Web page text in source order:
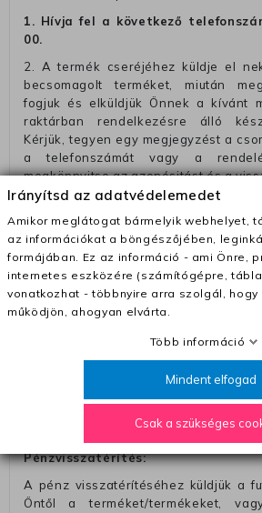
1. Hívja fel a következő
00.
2. A termék cseréjéhez küldje el
becsomagolt terméket, miután
fogjuk és elküldjük Önnek a kívánt
raktárban rendelkezésre álló
Kérjük, tegyen egy megjegyzést a
a telefonszámát vagy a
megkönnyitse az azonósitást és a
Az elküldött csomagok
ezeket nem megfelelő módon
– Futár - kézbesítés az ország
munkanapon belül a megrendelés
történő megerősítésétől számítva
– Szállítás 1700 Ft (+400 Ft utánvéttel)
számolunk fel (oda -vissza út)
Pénzvisszatérítés:
A pénz visszatérítéséhez küldjük a
Öntől a terméket/termékeket,
Irányítsd az adatvédelemedet
Amikor meglátogat bármelyik webhelyet,
az információkat a böngészőjében,
formájában. Ez az információ - ami Önre,
internetes eszközére (számítógépre,
vonatkozhat - többnyire arra szolgál, hogy
működjön, ahogyan elvárta.
Több információ
Mindent elfogad
Csak a szükséges